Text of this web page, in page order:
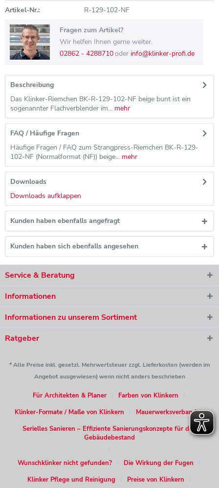
Artikel-Nr.: R-129-102-NF
Fragen zum Artikel?
Wir helfen Ihnen gerne weiter.
02862 - 4288710oder info@klinker-profi.de
Beschreibung
Das Klinker-Riemchen BK-R-129-102-NF beige bunt ist ein
sogenannter Flachverblender im... mehr
FAQ / Häufige Fragen
Häufige Fragen / FAQ zum Strangpress-Riemchen BK-R-129-
102-NF (Normalformat (NF)) beige... mehr
Downloads
Downloads aufklappen
Kunden haben ebenfalls angefragt
Kunden haben sich ebenfalls angesehen
Service & Beratung
Informationen
Informationen zu unserem Sortiment
Ratgeber
* Alle Preise inkl. gesetzl. Mehrwertsteuer zzgl. Lieferkosten (werden im
Angebot ausgewiesen) wenn nicht anders beschrieben
Für Architekten & Planer
Farben von Klinkern
Klinker-Formate / Maße von Klinkern
Mauerwerksverband
Serielles Sanieren – Effiziente Sanierungskonzepte für den
Gebäudebestand
Wunschklinker nicht gefunden?
Die Wirkung der Fugen
Klinker Pflege und Reinigung
Preise von Klinkern